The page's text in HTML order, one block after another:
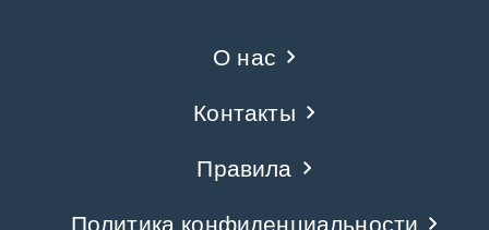
О нас
Контакты
Правила
Политика конфиденциальности